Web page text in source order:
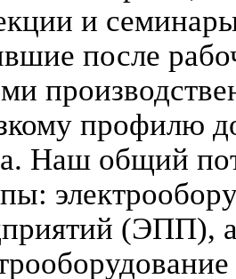
и
после
профилю
Наш общий
(ЭПП),